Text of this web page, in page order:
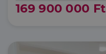
169 900 000 Ft